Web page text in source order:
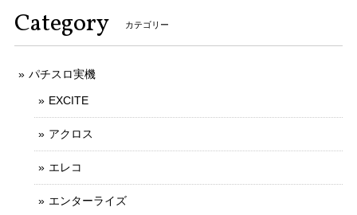
Category カテゴリー
パチスロ実機
EXCITE
アクロス
エレコ
エンターライズ